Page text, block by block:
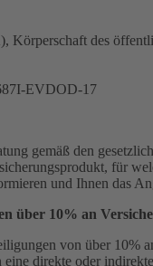
Körperschaft des
EVDOD-17
gemäß den
für
und Ihnen das
über 10% an
von über 10%
direkte oder